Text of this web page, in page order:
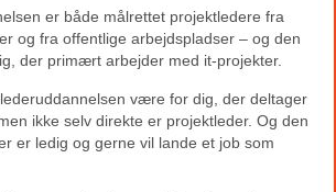
er både målrettet projektledere fra
og fra offentlige arbejdspladser – og den
der primært arbejder med it-projekter.
være for dig, der deltager
ikke selv direkte er projektleder. Og den
er ledig og gerne vil lande et job som